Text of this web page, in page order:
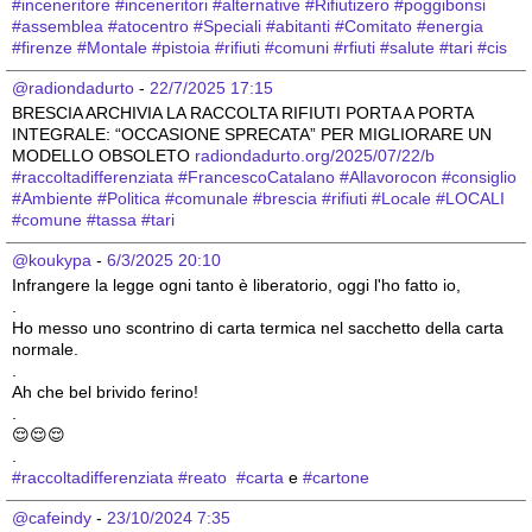
#inceneritore #inceneritori #alternative #Rifiutizero #poggibonsi
#assemblea #atocentro #Speciali #abitanti #Comitato #energia
#firenze #Montale #pistoia #rifiuti #comuni #rfiuti #salute #tari #cis
@radiondadurto - 22/7/2025 17:15
BRESCIA ARCHIVIA LA RACCOLTA RIFIUTI PORTA A PORTA
INTEGRALE: “OCCASIONE SPRECATA” PER MIGLIORARE UN
MODELLO OBSOLETO radiondadurto.org/2025/07/22/b
#raccoltadifferenziata #FrancescoCatalano #Allavorocon #consiglio
#Ambiente #Politica #comunale #brescia #rifiuti #Locale #LOCALI
#comune #tassa #tari
@koukypa - 6/3/2025 20:10
Infrangere la legge ogni tanto è liberatorio, oggi l'ho fatto io,
Ho messo uno scontrino di carta termica nel sacchetto della carta
normale.
Ah che bel brivido ferino!
😌😌😌
#raccoltadifferenziata #reato #carta e #cartone
@cafeindy - 23/10/2024 7:35